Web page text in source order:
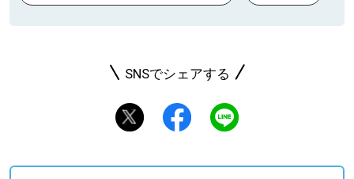
SNSでシェアする